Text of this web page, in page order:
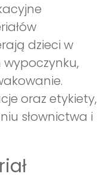
dzieci w
oraz etykiety,
słownictwa i